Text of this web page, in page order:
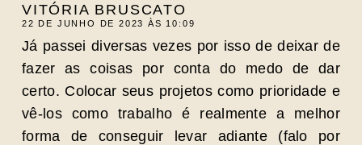
VITÓRIA BRUSCATO
22 DE JUNHO DE 2023 ÀS 10:09
Já passei diversas vezes por isso de deixar de
fazer as coisas por conta do medo de dar
certo. Colocar seus projetos como prioridade e
vê-los como trabalho é realmente a melhor
forma de conseguir levar adiante (falo por